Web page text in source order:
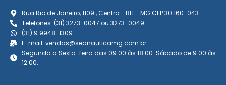
Rua Rio de Janeiro, 1109 , Centro - BH - MG CEP 30.160-043
Telefones: (31) 3273-0047 ou 3273-0049
(31) 9 9948-1309
E-mail: vendas@seanauticamg.com.br
Segunda a Sexta-feira das 09:00 às 18:00. Sábado de 9:00 às
12:00.